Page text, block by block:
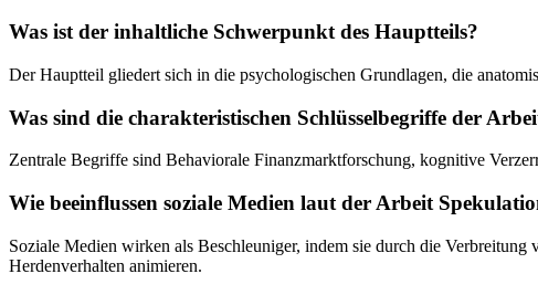
Was ist der inhaltliche Schwerpunkt des Hauptteils?
Der Hauptteil gliedert sich in die psychologischen Grundlagen, die
Was sind die charakteristischen Schlüsselbegriffe der
Zentrale Begriffe sind Behaviorale Finanzmarktforschung, kognitive
Wie beeinflussen soziale Medien laut der Arbeit
Soziale Medien wirken als Beschleuniger, indem sie durch die
Herdenverhalten animieren.